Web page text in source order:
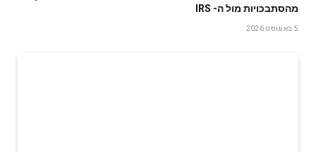
‬מהסתבכויות‭ ‬מול‭ ‬ה- IRS
5 באוגוסט 2026